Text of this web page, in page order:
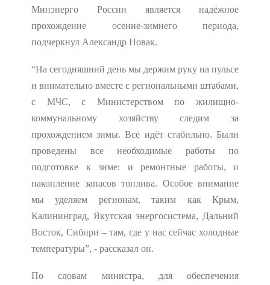
Минэнерго России является надёжное
прохождение осенне-зимнего периода,
подчеркнул Александр Новак.
“На сегодняшний день мы держим руку на пульсе
и внимательно вместе с региональными штабами,
с МЧС, с Министерством по жилищно-
коммунальному хозяйству следим за
прохождением зимы. Всё идёт стабильно. Были
проведены все необходимые работы по
подготовке к зиме: и ремонтные работы, и
накопление запасов топлива. Особое внимание
мы уделяем регионам, таким как Крым,
Калининград, Якутская энергосистема, Дальний
Восток, Сибири – там, где у нас сейчас холодные
температуры”, - рассказал он.
По словам министра, для обеспечения